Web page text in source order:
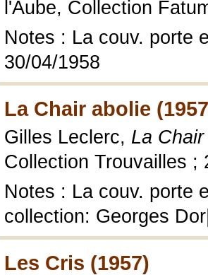
l'Aube, Collection
Notes : La couv. porte
30/04/1958
La Chair abolie
Gilles Leclerc, La
Collection Trouvailles ;
Notes : La couv. porte
collection: Georges
Les Cris (1957)